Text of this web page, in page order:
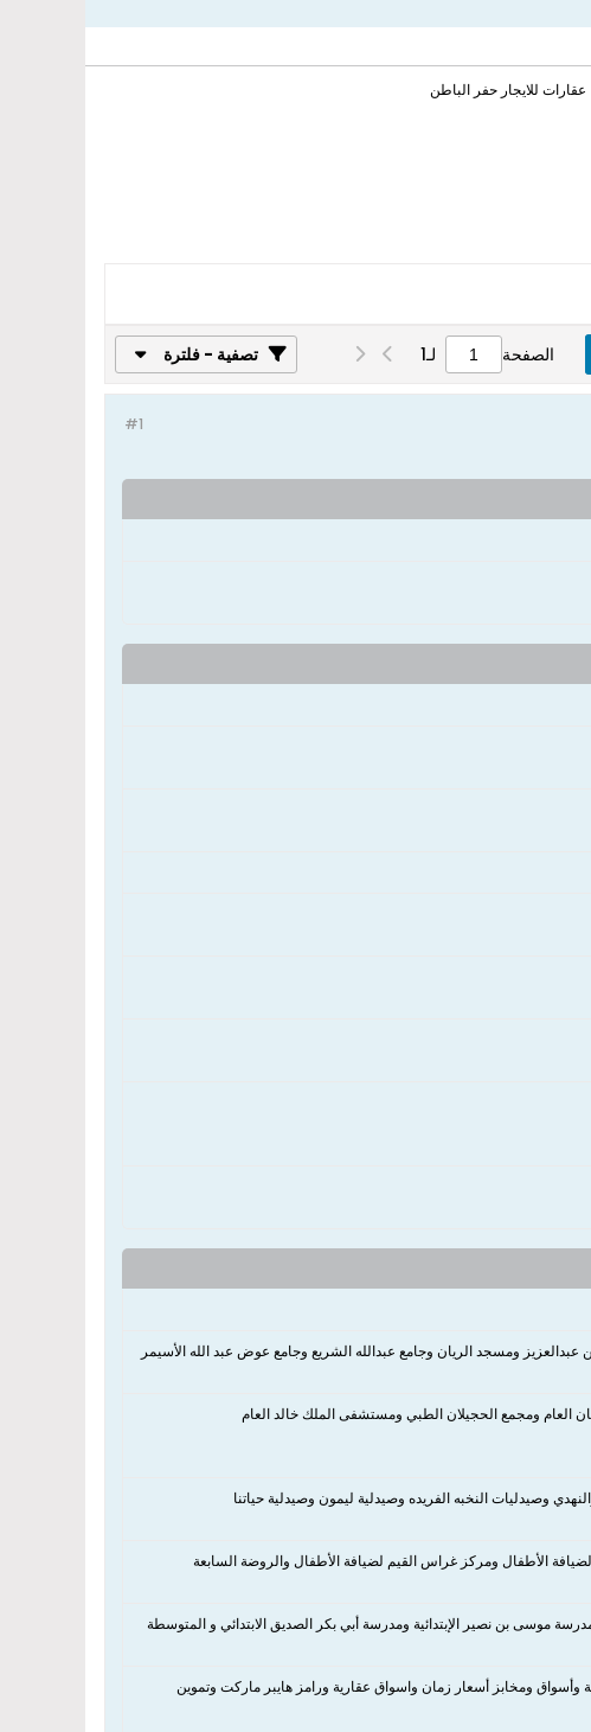
عقارات للايجار حفر الباطن
الصفحة لـ1 تصفية - فلترة
#1
ومسجد الريان وجامع عبدالله الشريع وجامع عوض عبد الله الأسيمر
ومجمع الحجيلان الطبي ومستشفى الملك خالد العام
وصيدليات النخبه الفريده وصيدلية ليمون وصيدلية حياتنا
الأطفال ومركز غراس القيم لضيافة الأطفال والروضة السابعة
موسى بن نصير الإبتدائية ومدرسة أبي بكر الصديق الابتدائي و المتوسطة
ومخابز أسعار زمان واسواق عقارية ورامز هايبر ماركت وتموين